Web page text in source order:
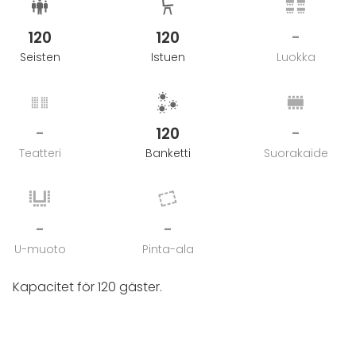
120
Seisten
120
Istuen
-
Luokka
-
Teatteri
120
Banketti
-
Suorakaide
-
U-muoto
-
Pinta-ala
Kapacitet för 120 gäster.